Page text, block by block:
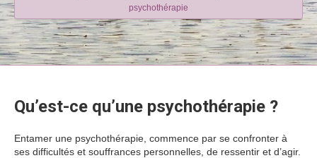
psychothérapie
Qu’est-ce qu’une psychothérapie ?
Entamer une psychothérapie, commence par se confronter à
ses difficultés et souffrances personnelles, de ressentir et d’agir.